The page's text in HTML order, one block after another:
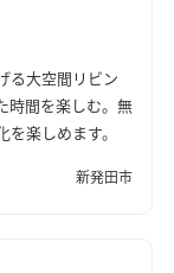
る大空間リビン
時間を楽しむ。無
楽しめます。
新発田市